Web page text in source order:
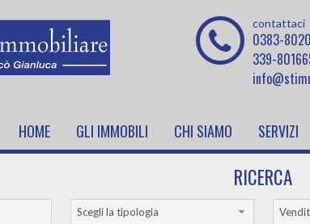
contattaci
0383-
339-
HOME GLI IMMOBILI CHI SIAMO SERVIZI
RICERCA
Scegli la tipologia